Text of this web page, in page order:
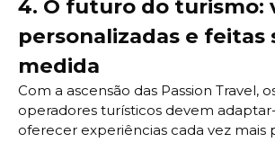
4. O futuro do turismo:
personalizadas e feitas
medida
Com a ascensão das Passion Travel,
operadores turísticos devem
oferecer experiências cada vez mais